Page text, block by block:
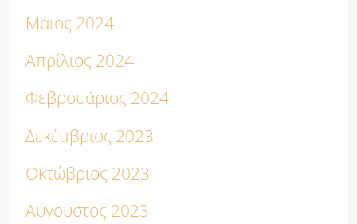
Μάιος 2024
Απρίλιος 2024
Φεβρουάριος 2024
Δεκέμβριος 2023
Οκτώβριος 2023
Αύγουστος 2023